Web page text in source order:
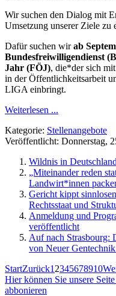
Wir suchen den Dialog mit
Umsetzung unserer Ziele zu
Dafür suchen wirab
Bundesfreiwilligendienst
Jahr (FÖJ), die*der sich
in der Öffentlichkeitsarbeit
LIGA einbringt.
Weiterlesen ...
Kategorie: Stellenangebote
Veröffentlicht: Donnerstag,
Wildnis in
„Miteinander reden
Landwirt*innen
Gericht kippt
Rechtsstaat und
Anmeldung und
veröffentlicht
Auf nach Strasbourg:
von Neuer
StartZurück1 2345678910
Hier können Sie unsere
abbonieren